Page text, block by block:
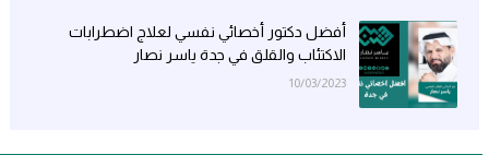
أفضل دكتور أخصائي نفسي لعلاج اضطرابات
الاكتئاب والقلق في جدة ياسر نصار
10/03/2023